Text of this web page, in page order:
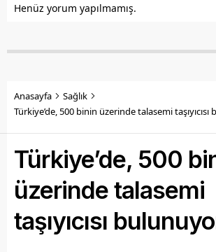
Henüz yorum yapılmamış.
Anasayfa
Sağlık
Türkiye’de, 500 binin üzerinde talasemi
Türkiye’de, 500
üzerinde talasemi
taşıyıcısı